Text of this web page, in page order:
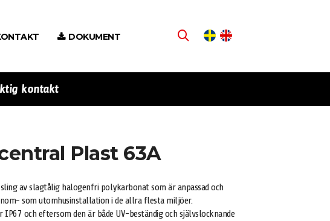
DOKUMENT
kontakt
Plast 63A
av slagtålig halogenfri polykarbonat som är anpassad och
som utomhusinstallation i de allra flesta miljöer.
IP67 och eftersom den är både UV-beständig och självslocknande